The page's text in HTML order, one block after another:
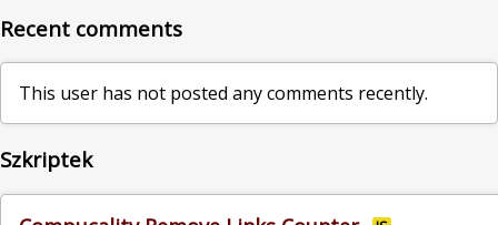
Recent comments
This user has not posted any comments recently.
Szkriptek